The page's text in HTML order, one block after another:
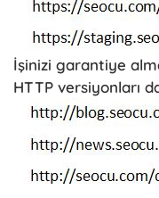
İşinizi garantiye
HTTP versiyonları